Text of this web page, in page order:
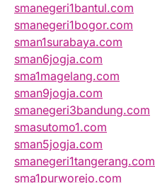
smanegeri1bantul.com
smanegeri1bogor.com
sman1surabaya.com
sman6jogja.com
sma1magelang.com
sman9jogja.com
smanegeri3bandung.com
smasutomo1.com
sman5jogja.com
smanegeri1tangerang.com
sma1purworejo.com